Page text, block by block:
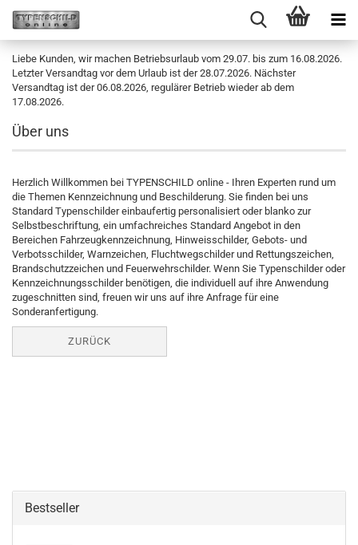
Liebe Kunden, wir machen Betriebsurlaub vom 29.07. bis zum 16.08.2026.
Letzter Versandtag vor dem Urlaub ist der 28.07.2026. Nächster
Versandtag ist der 06.08.2026, regulärer Betrieb wieder ab dem
17.08.2026.
Über uns
Herzlich Willkommen bei TYPENSCHILD online - Ihren Experten rund um
die Themen Kennzeichnung und Beschilderung. Sie finden bei uns
Standard Typenschilder einbaufertig personalisiert oder blanko zur
Selbstbeschriftung, ein umfachreiches Standard Angebot in den
Bereichen Fahrzeugkennzeichnung, Hinweisschilder, Gebots- und
Verbotsschilder, Warnzeichen, Fluchtwegschilder und Rettungszeichen,
Brandschutzzeichen und Feuerwehrschilder. Wenn Sie Typenschilder oder
Kennzeichnungsschilder benötigen, die individuell auf ihre Anwendung
zugeschnitten sind, freuen wir uns auf ihre Anfrage für eine
Sonderanfertigung.
ZURÜCK
Bestseller